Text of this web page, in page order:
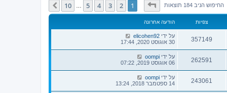
החיפוש הניב 184 תוצאות דף1מתוך10
1
2
3
4
5
10 הבא
צפיות הודעה אחרונה
357149 על ידי elicohen92
30 אוגוסט 2020, 17:44
262591 על ידי oompi
06 אוגוסט 2019, 07:22
243061 על ידי oompi
14 ספטמבר 2018, 13:24